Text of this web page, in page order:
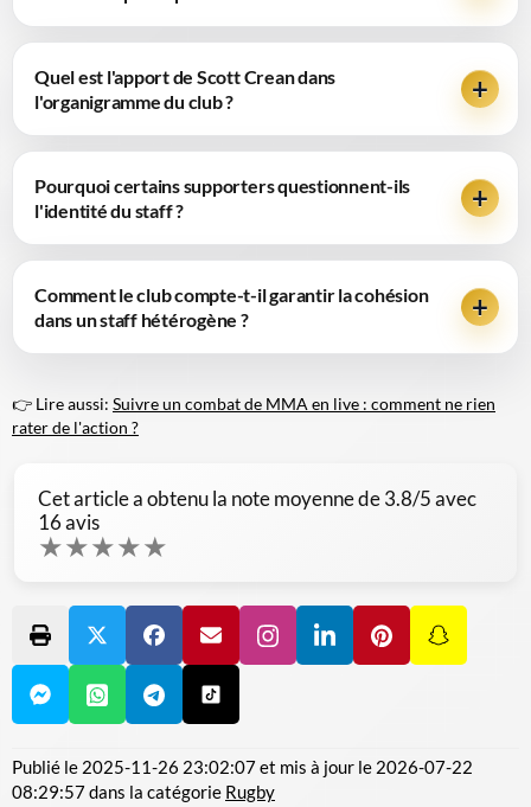
Quel est l'apport de Scott Crean dans
l'organigramme du club ?
Pourquoi certains supporters questionnent-ils
l'identité du staff ?
Comment le club compte-t-il garantir la cohésion
dans un staff hétérogène ?
👉 Lire aussi: Suivre un combat de MMA en live : comment ne rien
rater de l'action ?
Cet article a obtenu la note moyenne de3.8/5 avec
16avis
★★★★★
Publié le 2025-11-26 23:02:07et mis à jour le 2026-07-22
08:29:57dans la catégorie Rugby